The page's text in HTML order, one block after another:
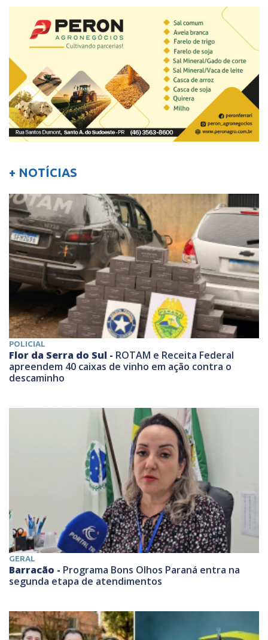
+ NOTÍCIAS
POLICIAL
Flor da Serra do Sul - ROTAM e Receita Federal
apreendem 40 caixas de vinho em ação contra o
descaminho
GERAL
Barracão - Programa Bons Olhos Paraná entra na
segunda etapa de atendimentos